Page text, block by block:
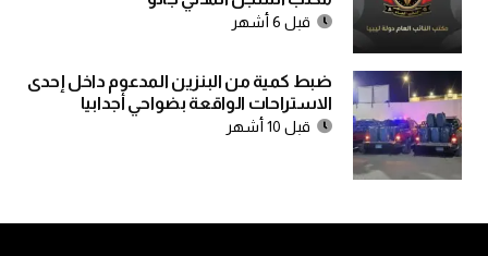
قبل 6 أشهر
ضبط كمية من البنزين المدعوم داخل إحدى
الاستراحات الواقعة بضواحي أجدابيا
قبل 10 أشهر